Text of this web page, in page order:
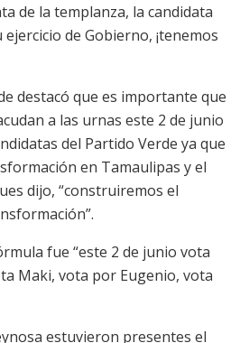
de la templanza, la candidata
de Gobierno, ¡tenemos
destacó que es importante que
a las urnas este 2 de junio
del Partido Verde ya que
en Tamaulipas y el
dijo, “construiremos el
fue “este 2 de junio vota
Maki, vota por Eugenio, vota
estuvieron presentes el